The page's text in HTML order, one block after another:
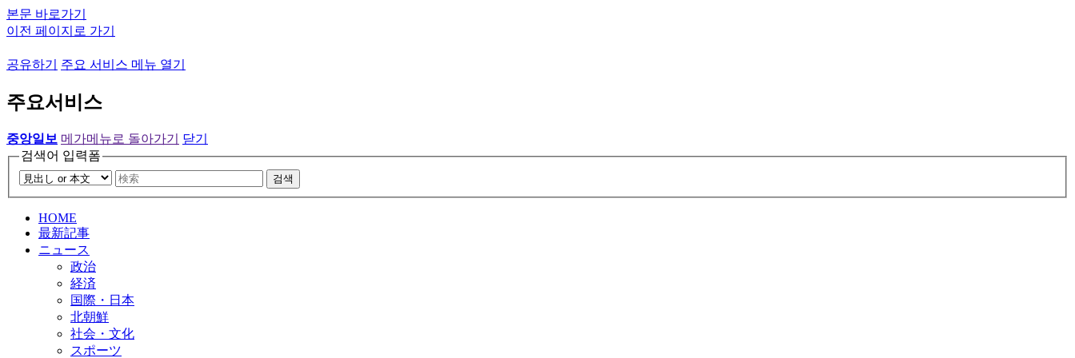
본문 바로가기
이전 페이지로 가기
공유하기 주요 서비스 메뉴 열기
주요서비스
중앙일보 메가메뉴로 돌아가기
닫기
검색어 입력폼
검색
HOME
最新記事
ニュース
政治
経済
国際・日本
北朝鮮
社会・文化
スポーツ